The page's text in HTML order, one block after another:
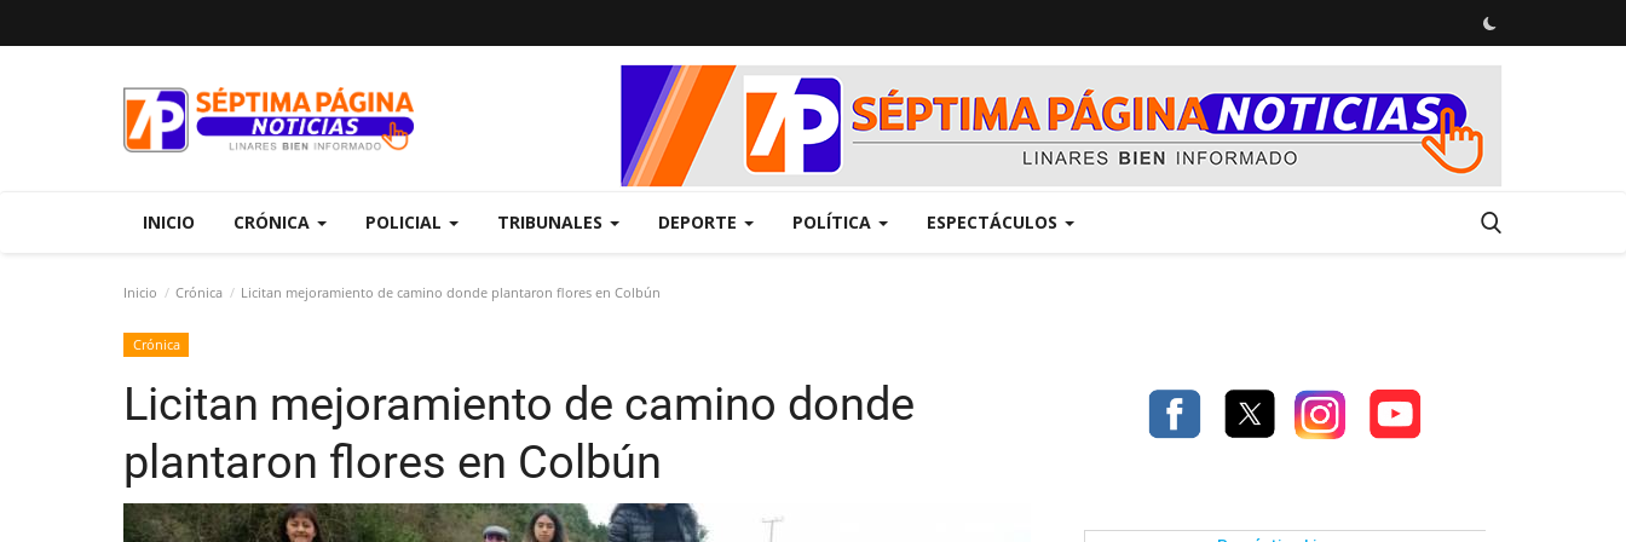
INICIO CRÓNICA POLICIAL TRIBUNALES DEPORTE POLÍTICA ESPECTÁCULOS
Inicio Crónica Licitan mejoramiento de camino donde plantaron flores en Colbún
Crónica
Licitan mejoramiento de camino donde
plantaron flores en Colbún